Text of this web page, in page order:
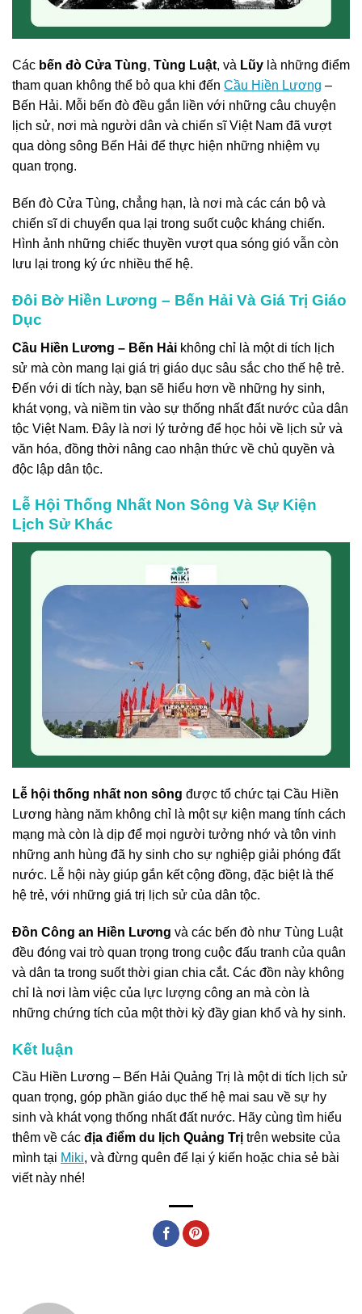
Các bến đò Cửa Tùng, Tùng Luật, và Lũy là những điểm
tham quan không thể bỏ qua khi đến Cầu Hiền Lương –
Bến Hải. Mỗi bến đò đều gắn liền với những câu chuyện
lịch sử, nơi mà người dân và chiến sĩ Việt Nam đã vượt
qua dòng sông Bến Hải để thực hiện những nhiệm vụ
quan trọng.
Bến đò Cửa Tùng, chẳng hạn, là nơi mà các cán bộ và
chiến sĩ di chuyển qua lại trong suốt cuộc kháng chiến.
Hình ảnh những chiếc thuyền vượt qua sóng gió vẫn còn
lưu lại trong ký ức nhiều thế hệ.
Đôi Bờ Hiền Lương – Bến Hải Và Giá Trị Giáo
Dục
Cầu Hiền Lương – Bến Hải không chỉ là một di tích lịch
sử mà còn mang lại giá trị giáo dục sâu sắc cho thế hệ trẻ.
Đến với di tích này, bạn sẽ hiểu hơn về những hy sinh,
khát vọng, và niềm tin vào sự thống nhất đất nước của dân
tộc Việt Nam. Đây là nơi lý tưởng để học hỏi về lịch sử và
văn hóa, đồng thời nâng cao nhận thức về chủ quyền và
độc lập dân tộc.
Lễ Hội Thống Nhất Non Sông Và Sự Kiện
Lịch Sử Khác
Lễ hội thống nhất non sông được tổ chức tại Cầu Hiền
Lương hàng năm không chỉ là một sự kiện mang tính cách
mạng mà còn là dịp để mọi người tưởng nhớ và tôn vinh
những anh hùng đã hy sinh cho sự nghiệp giải phóng đất
nước. Lễ hội này giúp gắn kết cộng đồng, đặc biệt là thế
hệ trẻ, với những giá trị lịch sử của dân tộc.
Đồn Công an Hiền Lương và các bến đò như Tùng Luật
đều đóng vai trò quan trọng trong cuộc đấu tranh của quân
và dân ta trong suốt thời gian chia cắt. Các đồn này không
chỉ là nơi làm việc của lực lượng công an mà còn là
những chứng tích của một thời kỳ đầy gian khổ và hy sinh.
Kết luận
Cầu Hiền Lương – Bến Hải Quảng Trị là một di tích lịch sử
quan trọng, góp phần giáo dục thế hệ mai sau về sự hy
sinh và khát vọng thống nhất đất nước. Hãy cùng tìm hiểu
thêm về các địa điểm du lịch Quảng Trị trên website của
mình tại Miki, và đừng quên để lại ý kiến hoặc chia sẻ bài
viết này nhé!